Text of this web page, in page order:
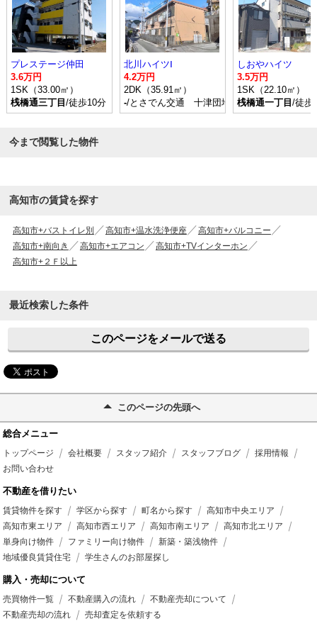
プレステージ仲田
3.6万円
1SK（33.00㎡）
桟橋通三丁目 /徒歩10分
北川ハイツⅠ
4.2万円
2DK（35.91㎡）
-/とさでん交通 十津団地二区 停歩3分
しおやハイツ
3.5万円
1SK（22.10㎡）
桟橋通一丁目 /徒歩
今まで閲覧した物件
高知市の賃貸を探す
高知市+バストイレ別 高知市+温水洗浄便座
高知市+バルコニー
高知市+南向き
高知市+エアコン
高知市+TVインターホン
高知市+２Ｆ以上
最近検索した条件
このページをメールで送る
このページの先頭へ
総合メニュー
トップページ 会社概要 スタッフ紹介 スタッフブログ
採用情報
お問い合わせ
不動産を借りたい
賃貸物件を探す 学区から探す 町名から探す
高知市中央エリア
高知市東エリア
高知市西エリア 高知市南エリア
高知市北エリア
単身向け物件
ファミリー向け物件
新築・築浅物件
地域優良賃貸住宅
学生さんのお部屋探し
購入・売却について
売買物件一覧 不動産購入の流れ
不動産売却について
不動産売却の流れ
売却査定を依頼する